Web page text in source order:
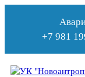
+7 981